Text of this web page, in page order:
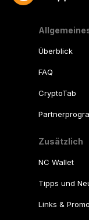
Überblick
FAQ
CryptoTab
Zusätzlich
NC Wallet
Tipps und
Links & Promo